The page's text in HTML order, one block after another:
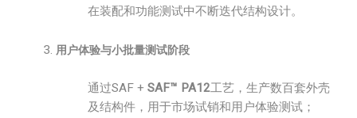
在装配和功能测试中不断迭代结构设计。
用户体验与小批量测试阶段
通过SAF + SAF™ PA12工艺，生产数百套外壳
及结构件，用于市场试销和用户体验测试；